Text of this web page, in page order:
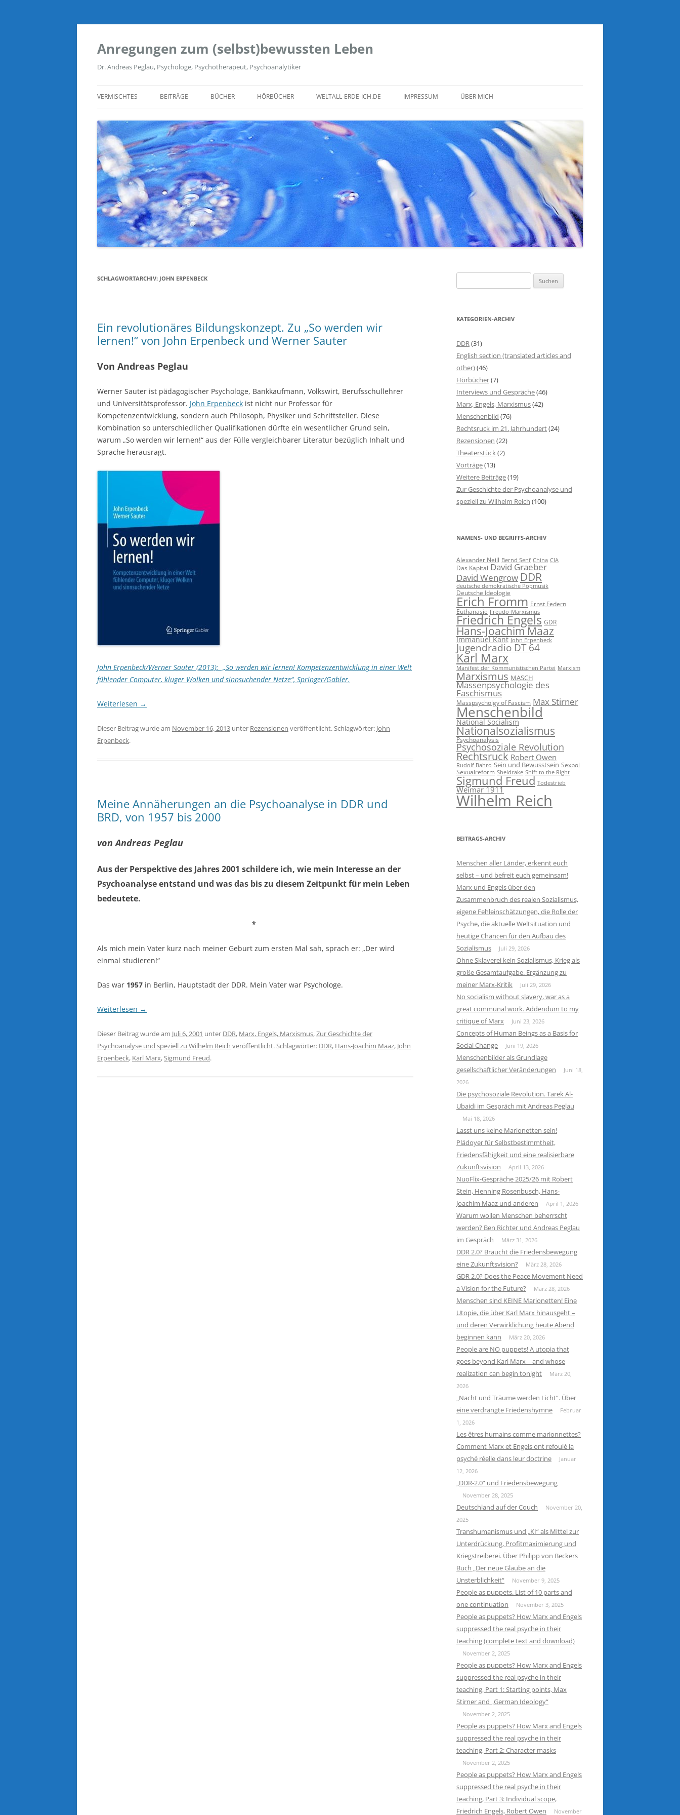
Zum
springen
Anregungen zum (selbst)bewussten Leben
Dr. Andreas Peglau, Psychologe, Psychotherapeut, Psychoanalytiker
VERMISCHTES BEITRÄGE BÜCHER HÖRBÜCHER WELTALL-ERDE-ICH.DE IMPRESSUM ÜBER MICH
SCHLAGWORTARCHIV: JOHN ERPENBECK
Ein revolutionäres Bildungskonzept. Zu „So werden wir
lernen!“ von John Erpenbeck und Werner Sauter
Von Andreas Peglau
Werner Sauter ist pädagogischer Psychologe, Bankkaufmann, Volkswirt, Berufsschullehrer
und Universitätsprofessor. John Erpenbeck ist nicht nur Professor für
Kompetenzentwicklung, sondern auch Philosoph, Physiker und Schriftsteller. Diese
Kombination so unterschiedlicher Qualifikationen dürfte ein wesentlicher Grund sein,
warum „So werden wir lernen!“ aus der Fülle vergleichbarer Literatur bezüglich Inhalt und
Sprache herausragt.
John Erpenbeck/Werner Sauter (2013): „So werden wir lernen! Kompetenzentwicklung in einer Welt
fühlender Computer, kluger Wolken und sinnsuchender Netze“, Springer/Gabler.
Weiterlesen →
Dieser Beitrag wurde am November 16, 2013 unter Rezensionen veröffentlicht. Schlagwörter: John
Erpenbeck.
Meine Annäherungen an die Psychoanalyse in DDR und
BRD, von 1957 bis 2000
von Andreas Peglau
Aus der Perspektive des Jahres 2001 schildere ich, wie mein Interesse an der
Psychoanalyse entstand und was das bis zu diesem Zeitpunkt für mein Leben
bedeutete.
*
Als mich mein Vater kurz nach meiner Geburt zum ersten Mal sah, sprach er: „Der wird
einmal studieren!“
Das war 1957 in Berlin, Hauptstadt der DDR. Mein Vater war Psychologe.
Weiterlesen →
Dieser Beitrag wurde am Juli 6, 2001 unter DDR, Marx, Engels, Marxismus,Zur Geschichte der
Psychoanalyse und speziell zu Wilhelm Reich veröffentlicht. Schlagwörter: DDR, Hans-Joachim Maaz, John
Erpenbeck, Karl Marx,Sigmund Freud.
u
h
n
n
c
h
:
KATEGORIEN-ARCHIV
DDR(31)
English section (translated articles and
other)(46)
Hörbücher(7)
Interviews und Gespräche(46)
Marx, Engels, Marxismus(42)
Menschenbild (76)
Rechtsruck im 21. Jahrhundert(24)
Rezensionen (22)
Theaterstück(2)
Vorträge(13)
Weitere Beiträge(19)
Zur Geschichte der Psychoanalyse und
speziell zu Wilhelm Reich (100)
NAMENS- UND BEGRIFFS-ARCHIV
Alexander Neill Bernd Senf China CIA
Das Kapital David Graeber
David Wengrow DDR
deutsche demokratische Popmusik
Deutsche Ideologie
Erich Fromm Ernst Federn
Euthanasie Freudo-Marxismus
Friedrich Engels GDR
Hans-Joachim Maaz
Immanuel Kant John Erpenbeck
Jugendradio DT 64
Karl Marx
Manifest der Kommunistischen Partei Marxism
Marxismus MASCH
Massenpsychologie des
Faschismus
Masspsycholgy of Fascism Max Stirner
Menschenbild
National Socialism
Nationalsozialismus
Psychoanalysis
Psychosoziale Revolution
Rechtsruck Robert Owen
Rudolf Bahro Sein und Bewusstsein Sexpol
Sexualreform Sheldrake Shift to the Right
Sigmund Freud Todestrieb
Weimar 1911
Wilhelm Reich
BEITRAGS-ARCHIV
Menschen aller Länder, erkennt euch
selbst – und befreit euch gemeinsam!
Marx und Engels über den
Zusammenbruch des realen Sozialismus,
eigene Fehleinschätzungen, die Rolle der
Psyche, die aktuelle Weltsituation und
heutige Chancen für den Aufbau des
Sozialismus
Juli 29, 2026
Ohne Sklaverei kein Sozialismus, Krieg als
große Gesamtaufgabe. Ergänzung zu
meiner Marx-Kritik
Juli 29, 2026
No socialism without slavery, war as a
great communal work. Addendum to my
critique of Marx
Juni 23, 2026
Concepts of Human Beings as a Basis for
Social Change
Juni 19, 2026
Menschenbilder als Grundlage
gesellschaftlicher Veränderungen
Juni 18,
2026
Die psychosoziale Revolution. Tarek Al-
Ubaidi im Gespräch mit Andreas Peglau
Mai 18, 2026
Lasst uns keine Marionetten sein!
Plädoyer für Selbstbestimmtheit,
Friedensfähigkeit und eine realisierbare
Zukunftsvision
April 13, 2026
NuoFlix-Gespräche 2025/26 mit Robert
Stein, Henning Rosenbusch, Hans-
Joachim Maaz und anderen
April 1, 2026
Warum wollen Menschen beherrscht
werden? Ben Richter und Andreas Peglau
im Gespräch
März 31, 2026
DDR 2.0? Braucht die Friedensbewegung
eine Zukunftsvision?
März 28, 2026
GDR 2.0? Does the Peace Movement Need
a Vision for the Future?
März 28, 2026
Menschen sind KEINE Marionetten! Eine
Utopie, die über Karl Marx hinausgeht –
und deren Verwirklichung heute Abend
beginnen kann
März 20, 2026
People are NO puppets! A utopia that
goes beyond Karl Marx—and whose
realization can begin tonight
März 20,
2026
„Nacht und Träume werden Licht“. Über
eine verdrängte Friedenshymne
Februar
1, 2026
Les êtres humains comme marionnettes?
Comment Marx et Engels ont refoulé la
psyché réelle dans leur doctrine
Januar
12, 2026
„DDR-2.0“ und Friedensbewegung
November 28, 2025
Deutschland auf der Couch
November 20,
2025
Transhumanismus und „KI“ als Mittel zur
Unterdrückung, Profitmaximierung und
Kriegstreiberei. Über Philipp von Beckers
Buch „Der neue Glaube an die
Unsterblichkeit“
November 9, 2025
People as puppets. List of 10 parts and
one continuation
November 3, 2025
People as puppets? How Marx and Engels
suppressed the real psyche in their
teaching (complete text and download)
November 2, 2025
People as puppets? How Marx and Engels
suppressed the real psyche in their
teaching, Part 1: Starting points, Max
Stirner and „German Ideology“
November 2, 2025
People as puppets? How Marx and Engels
suppressed the real psyche in their
teaching, Part 2: Character masks
November 2, 2025
People as puppets? How Marx and Engels
suppressed the real psyche in their
teaching, Part 3: Individual scope,
Friedrich Engels, Robert Owen
November